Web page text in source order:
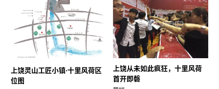
上饶灵山工匠小镇·十里风荷区
位图
上饶从未如此疯狂，十里风荷
首开即磬